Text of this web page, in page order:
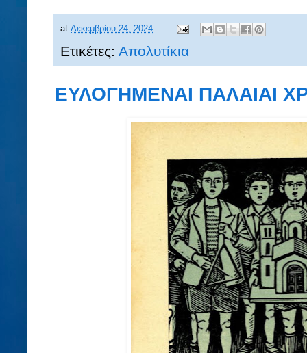
at Δεκεμβρίου 24, 2024
Ετικέτες: Απολυτίκια
ΕΥΛΟΓΗΜΕΝΑΙ ΠΑΛΑΙΑΙ